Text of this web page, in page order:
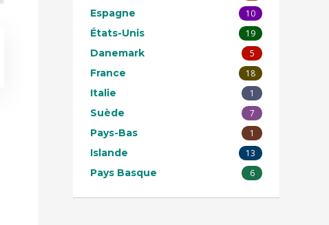
Espagne 10
États-Unis 19
Danemark 5
France 18
Italie 1
Suède 7
Pays-Bas 1
Islande 13
Pays Basque 6